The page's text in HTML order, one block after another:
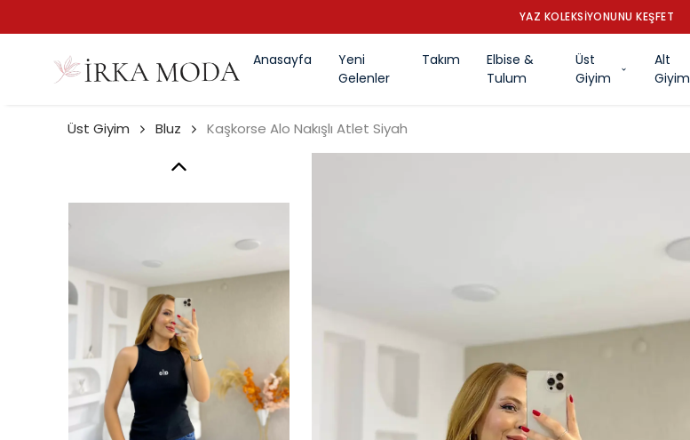
YAZ KOLEKSİYONUNU KEŞFET
Anasayfa
Yeni
Gelenler
Takım
Elbise &
Tulum
Üst
Giyim
Alt
Giyim
Üst Giyim Bluz Kaşkorse Alo Nakışlı Atlet Siyah